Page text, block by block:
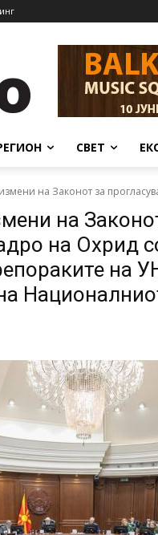
СВЕТ
на Законот за
на
на Охрид
на